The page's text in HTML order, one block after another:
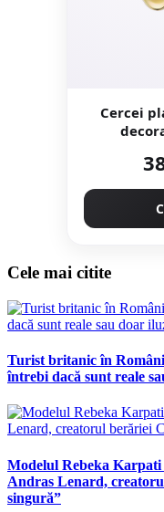
Cercei
Cele mai citite
Turist britanic în
întrebi dacă sunt reale
Modelul Rebeka Karpati
Andras Lenard,
singură”